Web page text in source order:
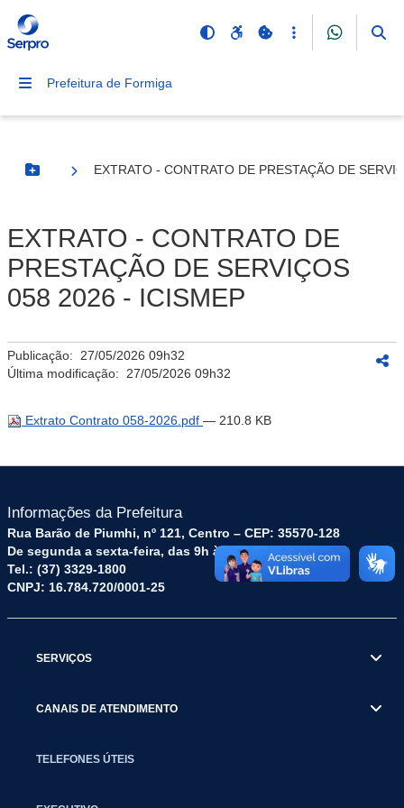
Prefeitura de Formiga
Botão Menu
EXTRATO - CONTRATO DE PRESTAÇÃO DE
EXTRATO - CONTRATO DE
PRESTAÇÃO DE SERVIÇOS
058 2026 - ICISMEP
Publicação: 27/05/2026 09h32
Última modificação: 27/05/2026 09h32
Extrato Contrato 058-2026.pdf — 210.8 KB
Informações da Prefeitura
Rua Barão de Piumhi, nº 121, Centro – CEP: 35570-128
De segunda a sexta-feira, das 9h às 16h
Tel.: (37) 3329-1800
CNPJ: 16.784.720/0001-25
SERVIÇOS
CANAIS DE ATENDIMENTO
TELEFONES ÚTEIS